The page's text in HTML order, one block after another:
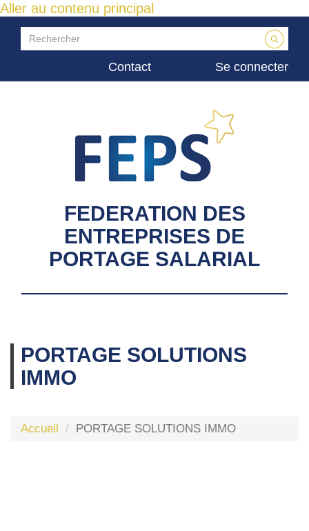
Aller au contenu principal
Contact Se connecter
FEDERATION DES
ENTREPRISES DE
PORTAGE SALARIAL
PORTAGE SOLUTIONS
IMMO
Accueil PORTAGE SOLUTIONS IMMO